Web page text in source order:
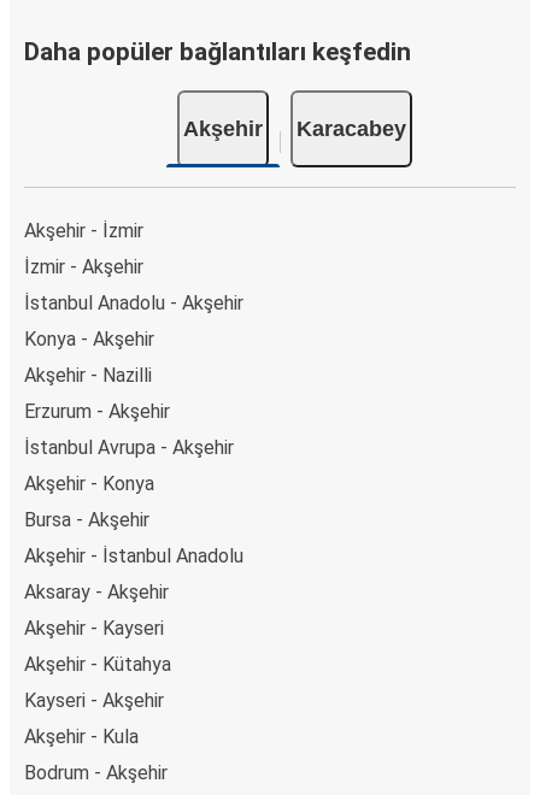
Daha popüler bağlantıları keşfedin
Akşehir Karacabey
Akşehir - İzmir
İzmir - Akşehir
İstanbul Anadolu - Akşehir
Konya - Akşehir
Akşehir - Nazilli
Erzurum - Akşehir
İstanbul Avrupa - Akşehir
Akşehir - Konya
Bursa - Akşehir
Akşehir - İstanbul Anadolu
Aksaray - Akşehir
Akşehir - Kayseri
Akşehir - Kütahya
Kayseri - Akşehir
Akşehir - Kula
Bodrum - Akşehir